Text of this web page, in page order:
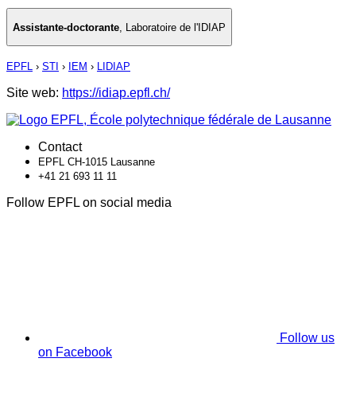
Assistante-doctorante Laboratoire de l'IDIAP
EPFL › STI › IEM › LIDIAP
Site web: https://idiap.epfl.ch/
Contact
EPFL CH-1015 Lausanne
+41 21 693 11 11
Follow EPFL on social media
Follow us
on Facebook